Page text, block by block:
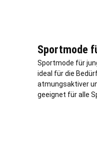
Sportmode
Sportmode für
ideal für die
atmungsaktiver
geeignet für alle